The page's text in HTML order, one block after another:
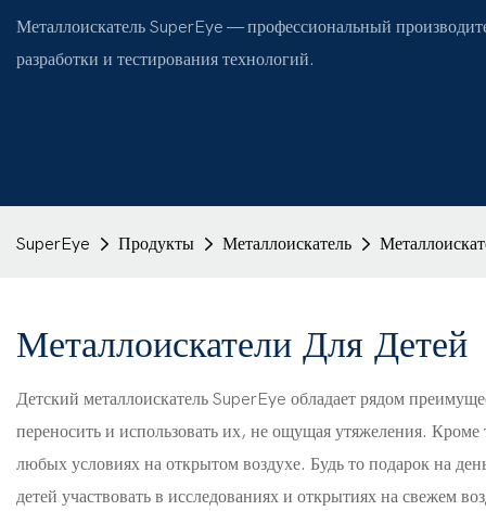
Металлоискатель SuperEye — профессиональный
разработки и тестирования технологий.
SuperEye Продукты Металлоискатель
Металлоискатели Для Детей
Детский металлоискатель SuperEye обладает рядом
переносить и использовать их, не ощущая утяжеления. Кроме
любых условиях на открытом воздухе. Будь то подарок на
детей участвовать в исследованиях и открытиях на свежем